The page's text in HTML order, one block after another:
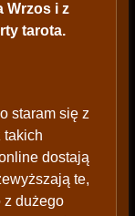
Wrzos i z
tarota.
staram się z
takich
dostają
te,
z dużego